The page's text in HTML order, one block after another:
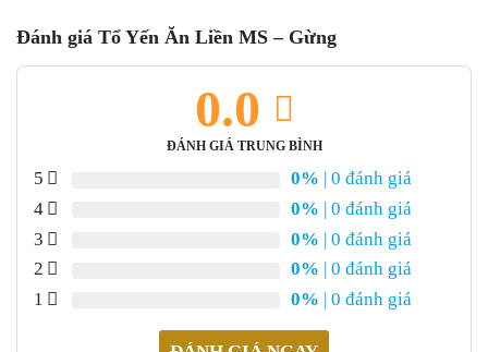
Đánh giá Tổ Yến Ăn Liền MS – Gừng
0.0
ĐÁNH GIÁ TRUNG BÌNH
5 0% | 0 đánh giá
4
0% | 0 đánh giá
3
0% | 0 đánh giá
2
0% | 0 đánh giá
1
0% | 0 đánh giá